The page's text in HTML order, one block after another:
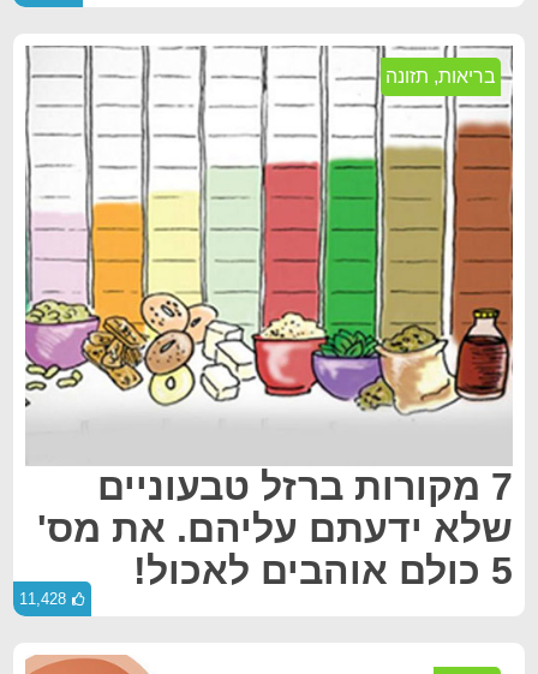
בריאות, תזונה
7 מקורות ברזל טבעוניים
שלא ידעתם עליהם. את מס'
5 כולם אוהבים לאכול!
11,428